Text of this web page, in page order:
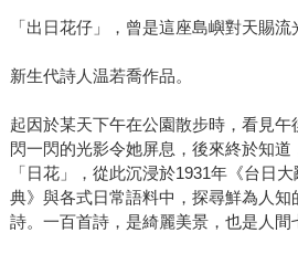
「出日花仔」，曾是這座島嶼對天賜流
新生代詩人温若喬作品。
起因於某天下午在公園散步時，看見
閃一閃的光影令她屏息，後來終於知道
「日花」，從此沉浸於1931年《台日
典》與各式日常語料中，探尋鮮為人
詩。一百首詩，是綺麗美景，也是人間